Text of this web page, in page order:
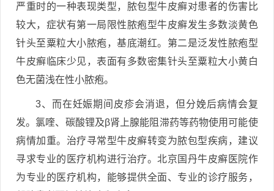
严重时的一种表现类型，脓包型牛皮癣对患者的伤害比
较大，症状有第一局限性脓疱型牛皮癣发生多数淡黄色
针头至粟粒大小脓疱，基底潮红。第二是泛发性脓疱型
牛皮癣临床少见，表面有多数密集针头至粟粒大小黄白
色无菌浅在性小脓疱。
3、而在妊娠期间皮疹会消退，但分娩后病情会复
发。氯喹、碳酸锂及β肾上腺能阻滞药等药物使用可能使
病情加重。治疗寻常型牛皮癣转变为脓包型疾病，建议
寻求专业的医疗机构进行治疗。北京国丹牛皮癣医院作
为专业的医疗机构，能够提供全面、专业的诊疗服务，